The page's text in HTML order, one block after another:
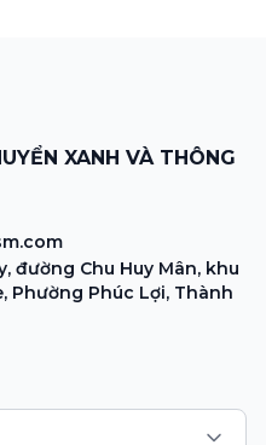
XANH VÀ THÔNG
đường Chu Huy Mân, khu
Phường Phúc Lợi, Thành